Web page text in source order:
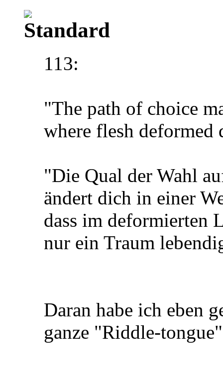
113:
"The path of choice
where flesh deformed
"Die Qual der Wahl
ändert dich in einer
dass im deformierten
nur ein Traum
Daran habe ich eben
ganze "Riddle-